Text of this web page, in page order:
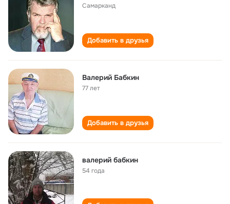
Самарканд
Добавить в друзья
Валерий Бабкин
77 лет
Добавить в друзья
валерий бабкин
54 года